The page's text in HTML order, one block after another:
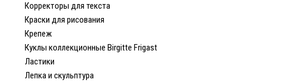
Корректоры для текста
Краски для рисования
Крепеж
Куклы коллекционные Birgitte Frigast
Ластики
Лепка и скульптура